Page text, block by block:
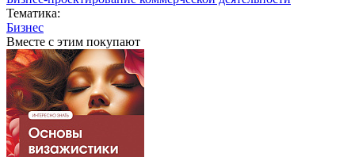
Тематика:
Бизнес
Вместе с этим покупают